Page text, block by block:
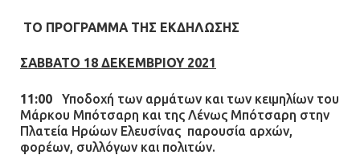
ΤΟ ΠΡΟΓΡΑΜΜΑ ΤΗΣ ΕΚΔΗΛΩΣΗΣ
ΣΑΒΒΑΤΟ 18 ΔΕΚΕΜΒΡΙΟΥ 2021
11:00 Υποδοχή των αρμάτων και των κειμηλίων του
Μάρκου Μπότσαρη και της Λένως Μπότσαρη στην
Πλατεία Ηρώων Ελευσίνας παρουσία αρχών,
φορέων, συλλόγων και πολιτών.